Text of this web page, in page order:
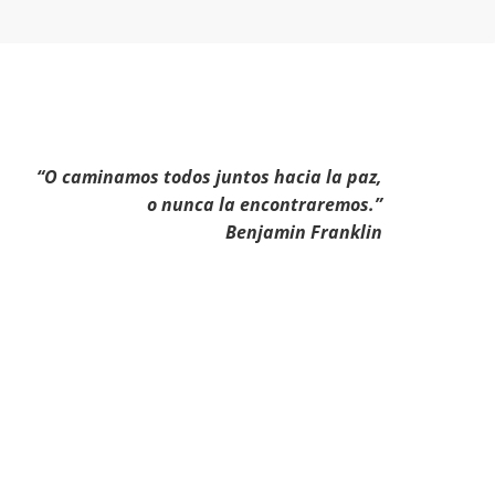
“O caminamos todos juntos hacia la paz,
o nunca la encontraremos.”
Benjamin Franklin